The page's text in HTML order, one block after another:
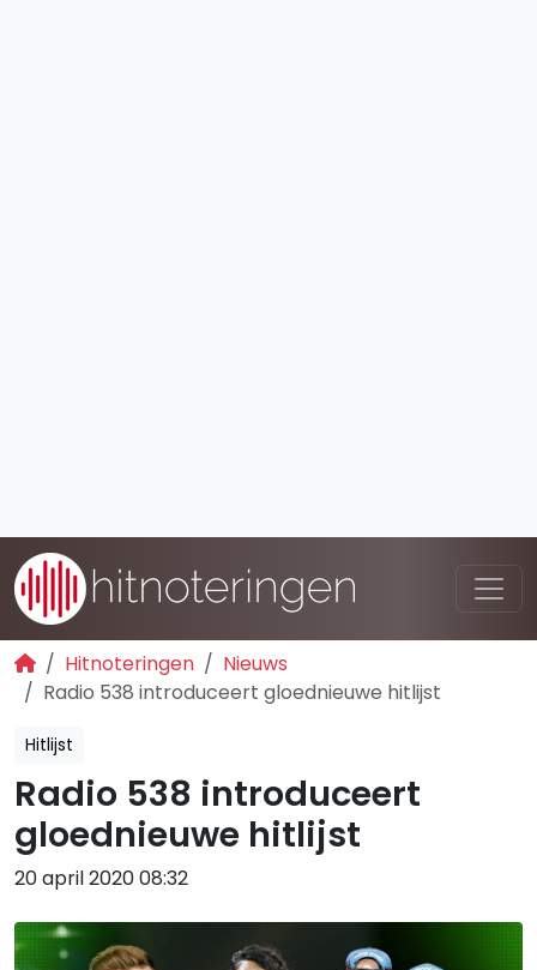
Hitnoteringen
Nieuws
Radio 538 introduceert gloednieuwe hitlijst
Hitlijst
Radio 538 introduceert
gloednieuwe hitlijst
20 april 2020 08:32